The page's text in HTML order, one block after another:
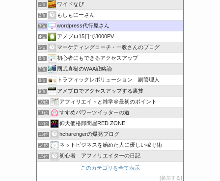
1位 ワイドなび
2位 もしもにーさん
3位 wordpress代行屋さん
4位 アメブロ15日で3000PV
5位 マーケティングコーチ・一教さんのブログ
6位 初心者にもできるアクセスアップ
7位 國武直樹のWAA戦略論
8位 トラフィックレボリューション 副管理人
9位 アメブロでアクセスアップする裏技
10位 アフィリエイトと雑学＠最初のポイント
11位 すすめパワーツイッターの道
12位 仰天価格卸問屋RED ZONE
13位 hcharengerの爆発ブログ
14位 ネットビジネスを始めた人に優しい稼ぐ術
15位 初心者 アフィリエイターの日記
このカテゴリを全て表示
参加する